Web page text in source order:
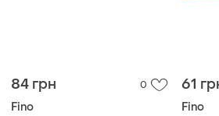
84 грн 0
Fino
61
Fino